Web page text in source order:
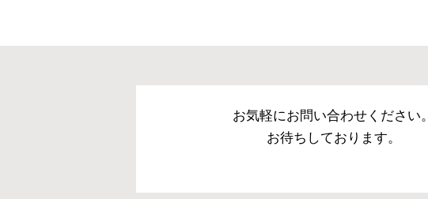
お気軽にお問い合わせください。
お待ちしております。